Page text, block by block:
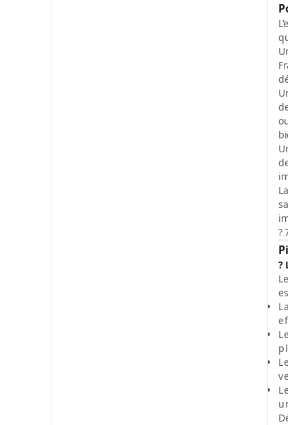
?
?️